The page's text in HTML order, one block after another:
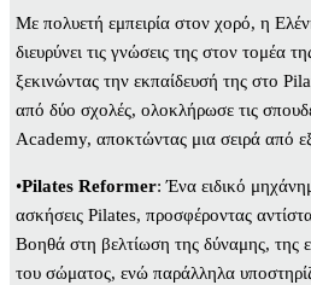
Με πολυετή εμπειρία στον χορό, η
διευρύνει τις γνώσεις της στον τομέα
ξεκινώντας την εκπαίδευσή της στο
από δύο σχολές, ολοκλήρωσε τις
Academy, αποκτώντας μια σειρά από
•Pilates Reformer: Ένα ειδικό
ασκήσεις Pilates, προσφέροντας
Βοηθά στη βελτίωση της δύναμης, της
του σώματος, ενώ παράλληλα